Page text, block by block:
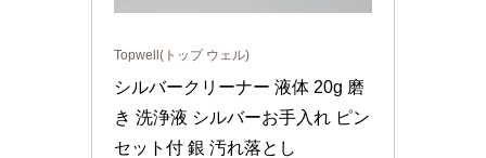
Topwell(トップ ウェル)
シルバークリーナー 液体 20g 磨
き 洗浄液 シルバーお手入れ ピン
セット付 銀 汚れ落とし